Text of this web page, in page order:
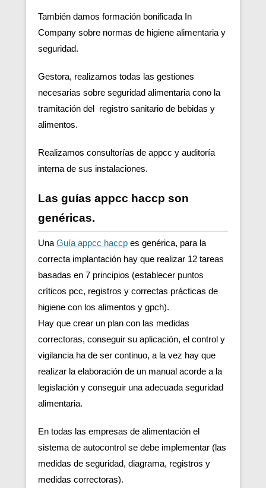
También damos formación bonificada In
Company sobre normas de higiene alimentaria y
seguridad.
Gestora, realizamos todas las gestiones
necesarias sobre seguridad alimentaria cono la
tramitación del registro sanitario de bebidas y
alimentos.
Realizamos consultorías de appcc y auditoría
interna de sus instalaciones.
Las guías appcc haccp son
genéricas.
Una Guía appcc haccp es genérica, para la
correcta implantación hay que realizar 12 tareas
basadas en 7 principios (establecer puntos
críticos pcc, registros y correctas prácticas de
higiene con los alimentos y gpch).
Hay que crear un plan con las medidas
correctoras, conseguir su aplicación, el control y
vigilancia ha de ser continuo, a la vez hay que
realizar la elaboración de un manual acorde a la
legislación y conseguir una adecuada seguridad
alimentaria.
En todas las empresas de alimentación el
sistema de autocontrol se debe implementar (las
medidas de seguridad, diagrama, registros y
medidas correctoras).